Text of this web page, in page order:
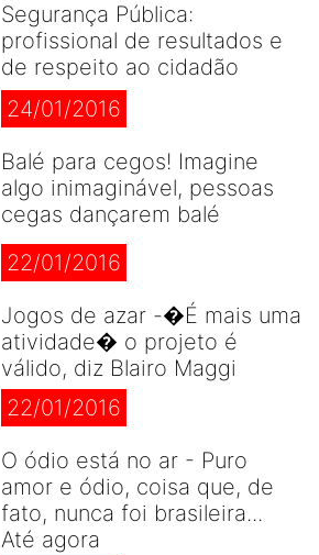
Segurança Pública:
profissional de resultados e
de respeito ao cidadão
24/01/2016
Balé para cegos! Imagine
algo inimaginável, pessoas
cegas dançarem balé
22/01/2016
Jogos de azar -�É mais uma
atividade� o projeto é
válido, diz Blairo Maggi
22/01/2016
O ódio está no ar - Puro
amor e ódio, coisa que, de
fato, nunca foi brasileira...
Até agora